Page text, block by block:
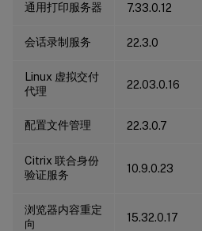
通用打印服务器 7.33.0.12
会话录制服务 22.3.0
Linux 虚拟交付
代理
22.03.0.16
配置文件管理 22.3.0.7
Citrix 联合身份
验证服务
10.9.0.23
浏览器内容重定
向
15.32.0.17